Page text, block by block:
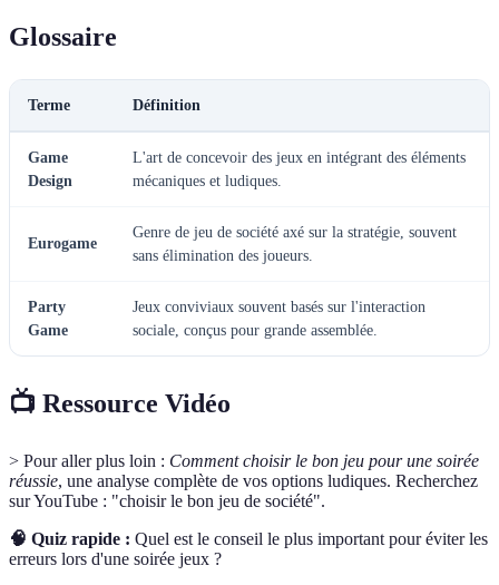
Glossaire
Terme Définition
Game
Design
L'art de concevoir des jeux en intégrant des éléments
mécaniques et ludiques.
Eurogame
Genre de jeu de société axé sur la stratégie, souvent
sans élimination des joueurs.
Party
Game
Jeux conviviaux souvent basés sur l'interaction
sociale, conçus pour grande assemblée.
📺 Ressource Vidéo
> Pour aller plus loin : Comment choisir le bon jeu pour une soirée
réussie, une analyse complète de vos options ludiques. Recherchez
sur YouTube : "choisir le bon jeu de société".
🧠 Quiz rapide : Quel est le conseil le plus important pour éviter les
erreurs lors d'une soirée jeux ?